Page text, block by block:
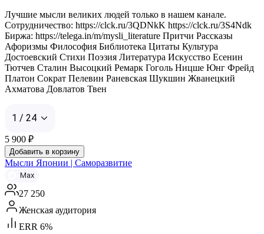
Лучшие мысли великих людей только в нашем канале.
Сотрудничество: https://clck.ru/3QDNkK https://clck.ru/3S4Ndk
Биржа: https://telega.in/m/mysli_literature Притчи Рассказы
Афоризмы Философия Библиотека Цитаты Культура
Достоевский Стихи Поэзия Литература Искусство Есенин
Тютчев Сталин Высоцкий Ремарк Гоголь Ницше Юнг Фрейд
Платон Сократ Пелевин Раневская Шукшин Жванецкий
Ахматова Довлатов Твен
1 / 24
5 900 ₽
Добавить в корзину
Мысли Японии | Саморазвитие
Max
27 250
Женская аудитория
ERR 6%